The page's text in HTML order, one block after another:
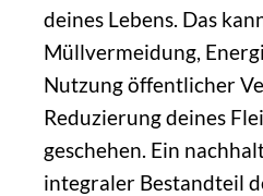
deines Lebens. Das
Müllvermeidung,
Nutzung öffentlicher
Reduzierung deines
geschehen. Ein
integraler Bestandteil